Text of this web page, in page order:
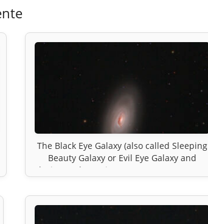
The Black Eye Galaxy (also called Sleeping
Beauty Galaxy or Evil Eye Galaxy and
designated Messier 64, M64, or NGC 4826)